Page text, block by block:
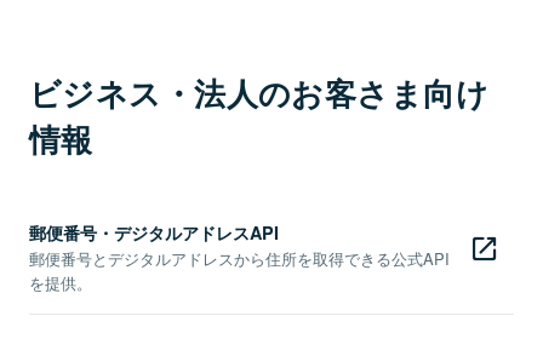
ビジネス・法人のお客さま向け
情報
郵便番号・デジタルアドレスAPI
郵便番号とデジタルアドレスから住所を取得できる公式API
を提供。